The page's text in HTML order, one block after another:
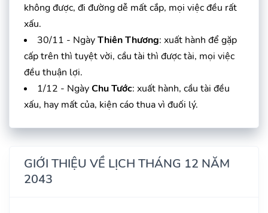
không được, đi đường dễ mất cắp, mọi việc đều rất
xấu.
30/11 - NgàyThiên Thương: xuất hành để gặp
cấp trên thì tuyệt vời, cầu tài thì được tài, mọi việc
đều thuận lợi.
1/12 - NgàyChu Tước: xuất hành, cầu tài đều
xấu, hay mất của, kiện cáo thua vì đuối lý.
GIỚI THIỆU VỀ LỊCH THÁNG 12 NĂM
2043